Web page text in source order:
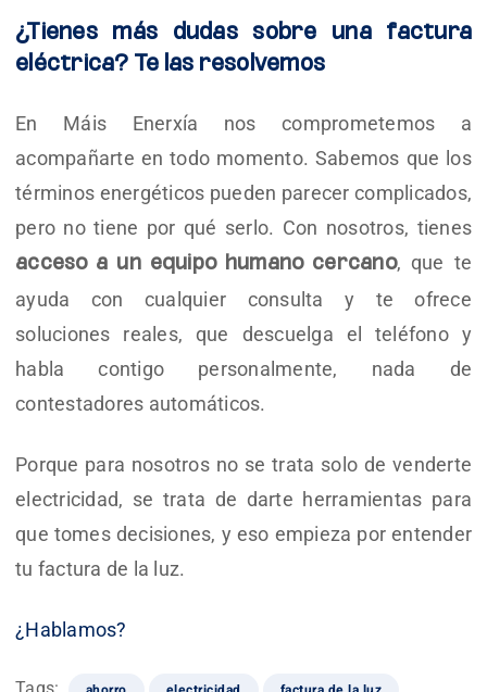
¿Tienes más dudas sobre una factura
eléctrica? Te las resolvemos
En Máis Enerxía nos comprometemos a
acompañarte en todo momento. Sabemos que los
términos energéticos pueden parecer complicados,
pero no tiene por qué serlo. Con nosotros, tienes
acceso a un equipo humano cercano, que te
ayuda con cualquier consulta y te ofrece
soluciones reales, que descuelga el teléfono y
habla contigo personalmente, nada de
contestadores automáticos.
Porque para nosotros no se trata solo de venderte
electricidad, se trata de darte herramientas para
que tomes decisiones, y eso empieza por entender
tu factura de la luz.
¿Hablamos?